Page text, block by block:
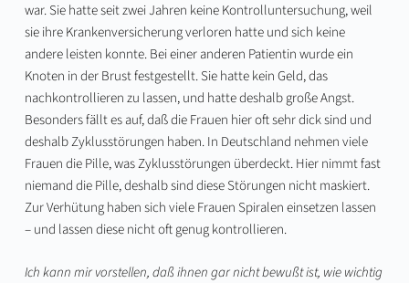
war. Sie hatte seit zwei Jahren keine Kontrolluntersuchung, weil
sie ihre Krankenversicherung verloren hatte und sich keine
andere leisten konnte. Bei einer anderen Patientin wurde ein
Knoten in der Brust festgestellt. Sie hatte kein Geld, das
nachkontrollieren zu lassen, und hatte deshalb große Angst.
Besonders fällt es auf, daß die Frauen hier oft sehr dick sind und
deshalb Zyklusstörungen haben. In Deutschland nehmen viele
Frauen die Pille, was Zyklusstörungen überdeckt. Hier nimmt fast
niemand die Pille, deshalb sind diese Störungen nicht maskiert.
Zur Verhütung haben sich viele Frauen Spiralen einsetzen lassen
– und lassen diese nicht oft genug kontrollieren.
Ich kann mir vorstellen, daß ihnen gar nicht bewußt ist, wie wichtig